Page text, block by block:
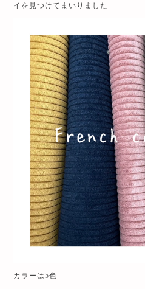
イを見つけてまいりました
カラーは5色